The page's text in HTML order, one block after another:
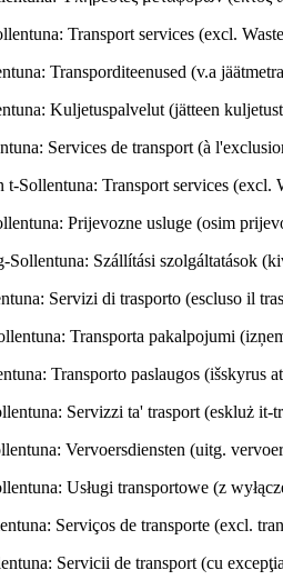
Transport services (excl.
Transporditeenused (v.a
Kuljetuspalvelut (jätteen
Services de transport (à
t-Sollentuna: Transport services (excl.
Prijevozne usluge (osim
Sollentuna: Szállítási szolgáltatások
Servizi di trasporto (escluso il
Transporta pakalpojumi
Transporto paslaugos (išskyrus
Servizzi ta' trasport (eskluż it-
Vervoersdiensten (uitg.
Usługi transportowe (z
Serviços de transporte (excl.
Servicii de transport (cu